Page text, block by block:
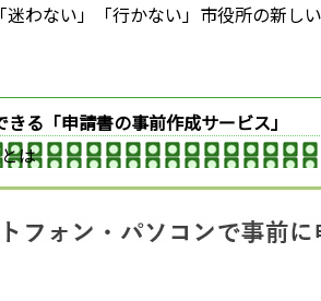
迷わない」「行かない」市役所の新
る「申請書の事前作成サービス」
は